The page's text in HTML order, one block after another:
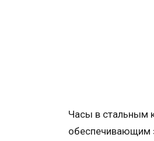
Часы в стальным
обеспечивающим